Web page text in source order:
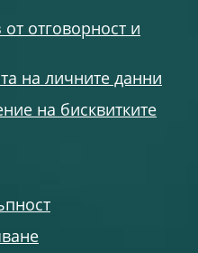
отговорност и
на личните данни
на бисквитките